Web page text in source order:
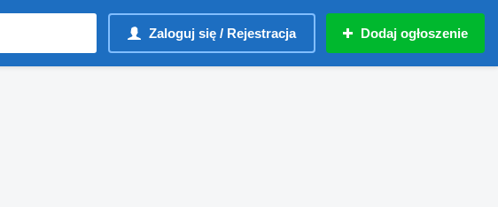
Zaloguj się / Rejestracja Dodaj ogłoszenie